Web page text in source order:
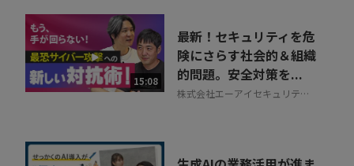
15:08
最新！セキュリティを危
険にさらす社会的＆組織
的問題。安全対策を...
株式会社エーアイセキュリティ